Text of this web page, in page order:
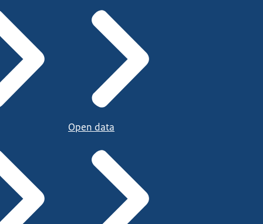
Open data